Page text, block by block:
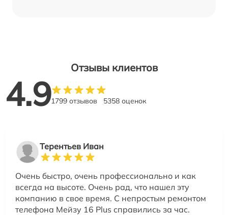
Отзывы клиентов
4.91799 отзывов 5358 оценок
Терентьев Иван
Очень быстро, очень профессионально и как
всегда на высоте. Очень рад, что нашел эту
компанию в свое время. С непростым ремонтом
телефона Мейзу 16 Plus справились за час.